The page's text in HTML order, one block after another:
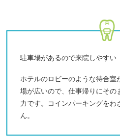
駐車場があるので来院しやすい
ホテルのロビーのような待合室
場が広いので、仕事帰りにその
力です。コインパーキングをわ
ん。